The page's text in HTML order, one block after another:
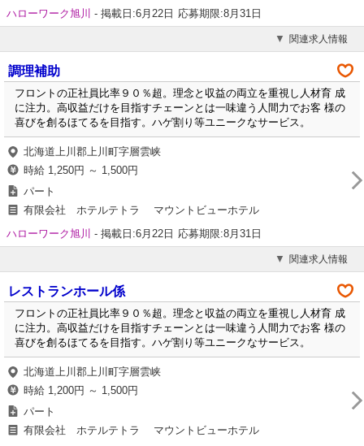
ハローワーク旭川 - 掲載日:6月22日 応募期限:8月31日
関連求人情報
調理補助
フロントの正社員比率９０％超。理念と収益の両立を重視し人材育 成
に注力。高収益だけを目指すチェーンとは一味違う人間力でお客 様の
喜びを創るほてるを目指す。ハゲ割り等ユニークなサービス。
北海道上川郡上川町字層雲峡
時給 1,250円 ～ 1,500円
パート
有限会社 ホテルテトラ マウントビューホテル
ハローワーク旭川 - 掲載日:6月22日 応募期限:8月31日
関連求人情報
レストランホール係
フロントの正社員比率９０％超。理念と収益の両立を重視し人材育 成
に注力。高収益だけを目指すチェーンとは一味違う人間力でお客 様の
喜びを創るほてるを目指す。ハゲ割り等ユニークなサービス。
北海道上川郡上川町字層雲峡
時給 1,200円 ～ 1,500円
パート
有限会社 ホテルテトラ マウントビューホテル